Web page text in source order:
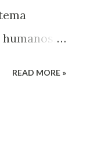
READ MORE »